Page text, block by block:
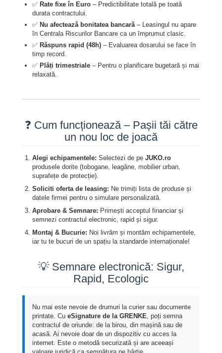
✅ Rate fixe în Euro – Predictibilitate totală pe toată
durata contractului.
✅ Nu afectează bonitatea bancară– Leasingul nu apare
în Centrala Riscurilor Bancare ca un împrumut clasic.
✅ Răspuns rapid (48h) – Evaluarea dosarului se face în
timp record.
✅ Plăți trimestriale – Pentru o planificare bugetară și mai
relaxată.
❓ Cum funcționează – Pașii tăi către
un nou loc de joacă
Alegi echipamentele: Selectezi de pe JUKO.ro
produsele dorite (tobogane, leagăne, mobilier urban,
suprafețe de protecție).
Soliciti oferta de leasing: Ne trimiți lista de produse și
datele firmei pentru o simulare personalizată.
Aprobare & Semnare: Primești acceptul financiar și
semnezi contractul electronic, rapid și sigur.
Montaj & Bucurie: Noi livrăm și montăm echipamentele,
iar tu te bucuri de un spațiu la standarde internaționale!
💡 Semnare electronică: Sigur,
Rapid, Ecologic
Nu mai este nevoie de drumuri la curier sau documente
printate. Cu eSignature de la GRENKE, poți semna
contractul de oriunde: de la birou, din mașină sau de
acasă. Ai nevoie doar de un dispozitiv cu acces la
internet. Este o metodă securizată și are aceeași